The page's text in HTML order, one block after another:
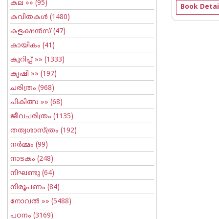
കല »» (95)
കവിതകള്‍ (1480)
കളക്ഷന്‍സ്(47)
കായികം (41)
കുറിപ്പ്‌ »» (1333)
കൃഷി »» (197)
ചരിത്രം (968)
ചികിത്സ »» (68)
ജീവചരിത്രം (1135)
തത്വശാസ്ത്രം (192)
നര്‍മ്മം (99)
നാടകം (248)
നിഘണ്ടു (64)
നിരൂപണം (84)
നോവല്‍ »» (5488)
പഠനം (3169)
Book